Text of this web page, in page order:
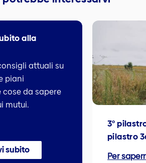
alla
attuali su
piani
cose da sapere
mutui.
subito
3°
pilastro
Per